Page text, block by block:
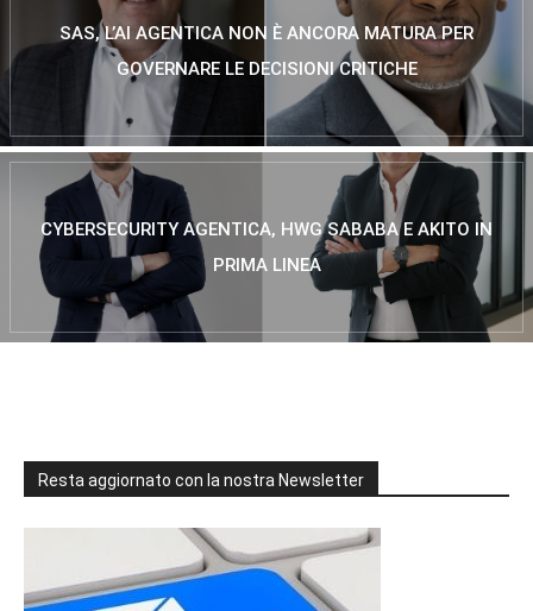
SAS, L’AI AGENTICA NON È ANCORA MATURA PER
GOVERNARE LE DECISIONI CRITICHE
CYBERSECURITY AGENTICA, HWG SABABA E AKITO IN
PRIMA LINEA
Resta aggiornato con la nostra Newsletter